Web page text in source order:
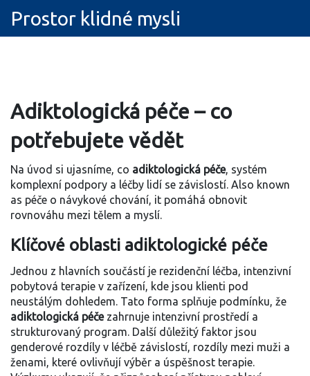
Prostor klidné mysli
Adiktologická péče – co
potřebujete vědět
Na úvod si ujasníme, co adiktologická péče, systém
komplexní podpory a léčby lidí se závislostí. Also known
as péče o návykové chování, it pomáhá obnovit
rovnováhu mezi tělem a myslí.
Klíčové oblasti adiktologické péče
Jednou z hlavních součástí je rezidenční léčba, intenzivní
pobytová terapie v zařízení, kde jsou klienti pod
neustálým dohledem. Tato forma splňuje podmínku, že
adiktologická péčezahrnuje intenzivní prostředí a
strukturovaný program. Další důležitý faktor jsou
genderové rozdíly v léčbě závislostí, rozdíly mezi muži a
ženami, které ovlivňují výběr a úspěšnost terapie.